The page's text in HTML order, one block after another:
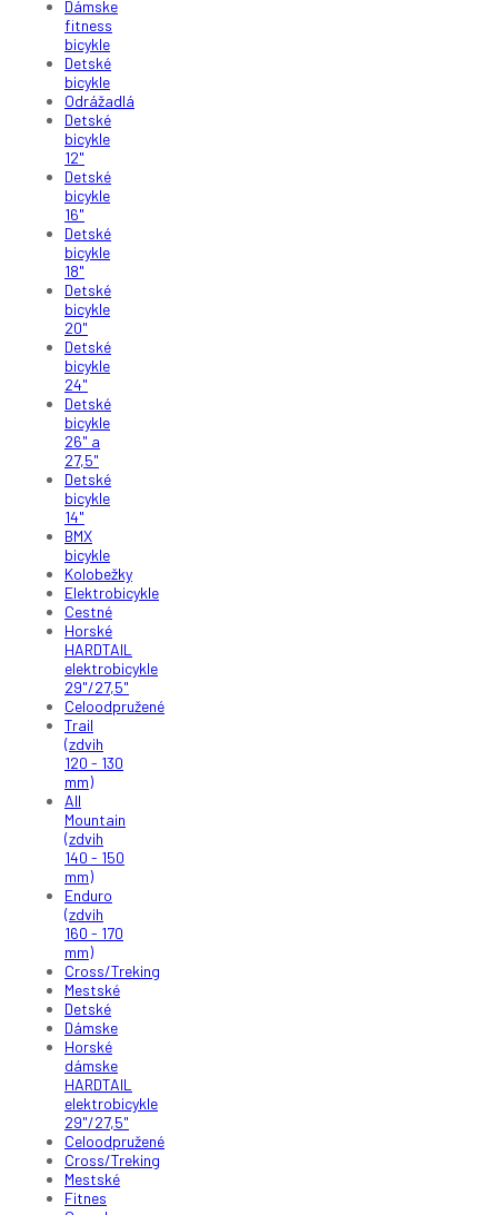
Dámske
fitness
bicykle
Detské
bicykle
Odrážadlá
Detské
bicykle
12"
Detské
bicykle
16"
Detské
bicykle
18"
Detské
bicykle
20"
Detské
bicykle
24"
Detské
bicykle
26" a
27,5"
Detské
bicykle
14"
BMX
bicykle
Kolobežky
Elektrobicykle
Cestné
Horské
HARDTAIL
elektrobicykle
29"/27,5"
Celoodpružené
Trail
(zdvih
120 - 130
mm)
All
Mountain
(zdvih
140 - 150
mm)
Enduro
(zdvih
160 - 170
mm)
Cross/Treking
Mestské
Detské
Dámske
Horské
dámske
HARDTAIL
elektrobicykle
29"/27,5"
Celoodpružené
Cross/Treking
Mestské
Fitnes